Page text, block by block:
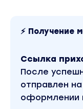
неправильных
движения. На
уровень
Мы буквально
возвратим
⚡ Получение
Ссылка
После
отправлен
оформлении